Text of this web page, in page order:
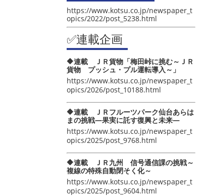
https://www.kotsu.co.jp/newspaper_t
opics/2022/post_5238.html
✅連載企画
🔶連載 ＪＲ貨物「梅田峠に挑む～ＪＲ
貨物 プッシュ・プル運転導入～」
https://www.kotsu.co.jp/newspaper_t
opics/2026/post_10188.html
🔶連載 ＪＲフルーツパーク仙台あらは
まの挑戦―果実に託す復興と未来―
https://www.kotsu.co.jp/newspaper_t
opics/2025/post_9768.html
🔶連載 ＪＲ九州 信号通信課の挑戦～
複線の特殊自動閉そく化～
https://www.kotsu.co.jp/newspaper_t
opics/2025/post_9604.html